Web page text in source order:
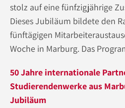
stolz auf eine fünfzigjährige
Dieses Jubiläum bildete den
fünftägigen
Woche in Marburg. Das
50 Jahre internationale
Studierendenwerke aus
Jubiläum